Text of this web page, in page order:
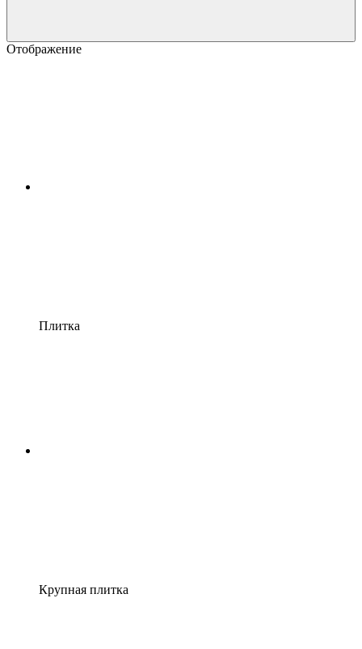
Отображение
Плитка
Крупная плитка